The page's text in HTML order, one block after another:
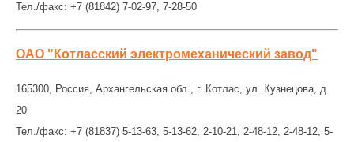
Тел./факс: +7 (81842) 7-02-97, 7-28-50
ОАО "Котласский электромеханический завод"
165300, Россия, Архангельская обл., г. Котлас, ул. Кузнецова, д.
20
Тел./факс: +7 (81837) 5-13-63, 5-13-62, 2-10-21, 2-48-12, 2-48-12, 5-